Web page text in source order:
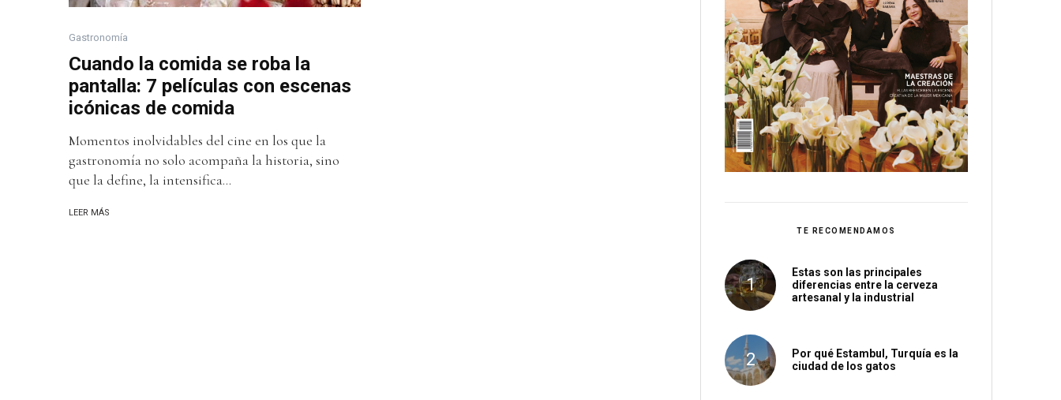
Gastronomía
Cuando la comida se roba la
pantalla: 7 películas con escenas
icónicas de comida
Momentos inolvidables del cine en los que la
gastronomía no solo acompaña la historia, sino
que la define, la intensifica...
LEER MÁS
TE RECOMENDAMOS
Estas son las principales
diferencias entre la cerveza
artesanal y la industrial
Por qué Estambul, Turquía es la
ciudad de los gatos